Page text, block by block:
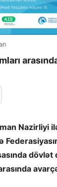
Nazirliyi
dövlət